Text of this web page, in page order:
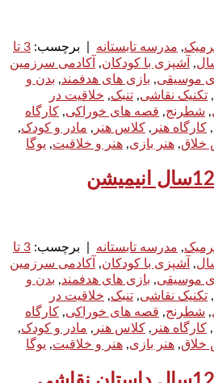
, مدرسه تابستانه برچسب:
3 تا
, آشپزی با کودکان, آکادمی سرزمین
موسیقی, بازی های هدفمند, بدن و
, تکنیک نقاشی, تنبک, خلاقیت در
, شطرنج, قصه های خوراکی, کارگاه
, کارگاه هنر , کلاس هنر , مادر و کودک,
خلاق, هنر بازی, هنر و خلاقیت, یوگا
, مدرسه تابستانه برچسب:
3 تا
, آشپزی با کودکان, آکادمی سرزمین
موسیقی, بازی های هدفمند, بدن و
, تکنیک نقاشی, تنبک, خلاقیت در
, شطرنج, قصه های خوراکی, کارگاه
, کارگاه هنر , کلاس هنر , مادر و کودک,
خلاق, هنر بازی, هنر و خلاقیت, یوگا